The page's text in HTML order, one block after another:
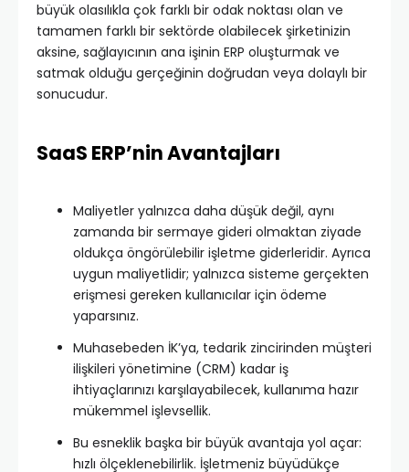
büyük olasılıkla çok farklı bir odak noktası olan ve
tamamen farklı bir sektörde olabilecek şirketinizin
aksine, sağlayıcının ana işinin ERP oluşturmak ve
satmak olduğu gerçeğinin doğrudan veya dolaylı bir
sonucudur.
SaaS ERP’nin Avantajları
Maliyetler yalnızca daha düşük değil, aynı
zamanda bir sermaye gideri olmaktan ziyade
oldukça öngörülebilir işletme giderleridir. Ayrıca
uygun maliyetlidir; yalnızca sisteme gerçekten
erişmesi gereken kullanıcılar için ödeme
yaparsınız.
Muhasebeden İK’ya, tedarik zincirinden müşteri
ilişkileri yönetimine (CRM) kadar iş
ihtiyaçlarınızı karşılayabilecek, kullanıma hazır
mükemmel işlevsellik.
Bu esneklik başka bir büyük avantaja yol açar:
hızlı ölçeklenebilirlik. İşletmeniz büyüdükçe